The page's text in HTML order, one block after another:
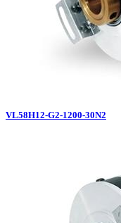
VL58H12-G2-1200-30N2